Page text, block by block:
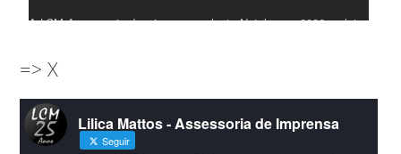
A LCM Assessoria deseja um excelente Natal e um 2026 repleto
amigos que sempre nos acompanham!🎄✨🥂❤️
#lcmassessoriassessoria#natal #merrychristmas #felizanonovo
#HappyNewYear
=> X
Lilica Mattos - Assessoria de Imprensa
Seguir